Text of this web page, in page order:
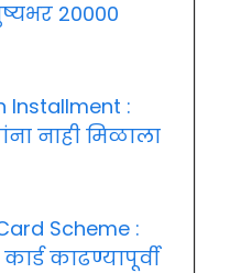
20000
Installment :
नाही मिळाला
Scheme :
काढण्यापूर्वी